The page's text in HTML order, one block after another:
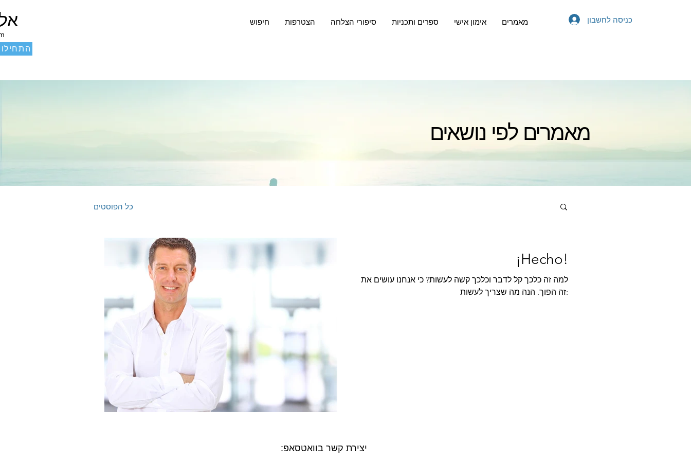
חיפוש הצטרפות סיפורי הצלחה ספרים ותכניות אימון אישי מאמרים כניסה לחשבון
התחילו
מאמרים לפי נושאים
כל הפוסטים
¡Hecho!
למה זה כלכך קל לדבר וכלכך קשה לעשות? כי אנחנו עושים את
זה הפוך. הנה מה שצריך לעשות:
יצירת קשר בוואטסאפ: